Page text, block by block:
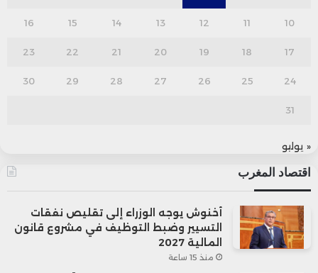
10
11
12
13
14
15
16
17
18
19
20
21
22
23
24
25
26
27
28
29
30
31
« يوليو
اقتصاد المغرب
أخنوش يوجه الوزراء إلى تقليص نفقات
التسيير وضبط التوظيف في مشروع قانون
المالية 2027
منذ 15 ساعة